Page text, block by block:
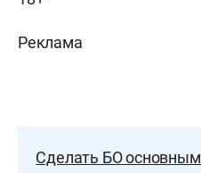
Реклама
Сделать БО